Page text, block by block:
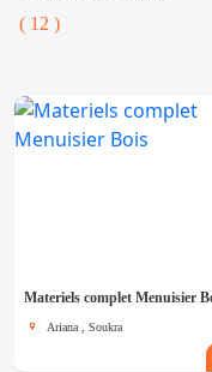
( 12 )
Materiels complet Menuisier
Ariana , Soukra